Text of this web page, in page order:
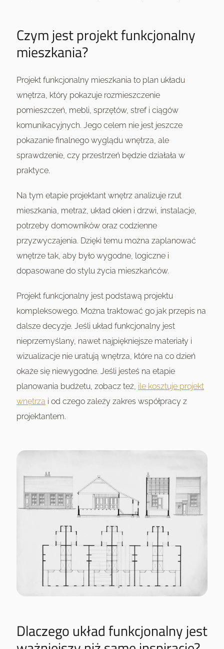
Czym jest projekt funkcjonalny
mieszkania?
Projekt funkcjonalny mieszkania to plan układu
wnętrza, który pokazuje rozmieszczenie
pomieszczeń, mebli, sprzętów, stref i ciągów
komunikacyjnych. Jego celem nie jest jeszcze
pokazanie finalnego wyglądu wnętrza, ale
sprawdzenie, czy przestrzeń będzie działała w
praktyce.
Na tym etapie projektant wnętrz analizuje rzut
mieszkania, metraż, układ okien i drzwi, instalacje,
potrzeby domowników oraz codzienne
przyzwyczajenia. Dzięki temu można zaplanować
wnętrze tak, aby było wygodne, logiczne i
dopasowane do stylu życia mieszkańców.
Projekt funkcjonalny jest podstawą projektu
kompleksowego. Można traktować go jak przepis na
dalsze decyzje. Jeśli układ funkcjonalny jest
nieprzemyślany, nawet najpiękniejsze materiały i
wizualizacje nie uratują wnętrza, które na co dzień
okaże się niewygodne. Jeśli jesteś na etapie
planowania budżetu, zobacz też, ile kosztuje projekt
wnętrza i od czego zależy zakres współpracy z
projektantem.
Dlaczego układ funkcjonalny jest